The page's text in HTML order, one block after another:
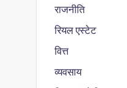
राजनीति
रियल एस्टेट
वित्त
व्यवसाय